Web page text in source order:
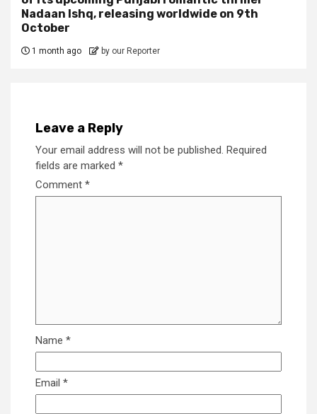
Nadaan Ishq, releasing worldwide on 9th
October
1 month ago by our Reporter
Leave a Reply
Your email address will not be published. Required
fields are marked *
Comment *
Name *
Email *